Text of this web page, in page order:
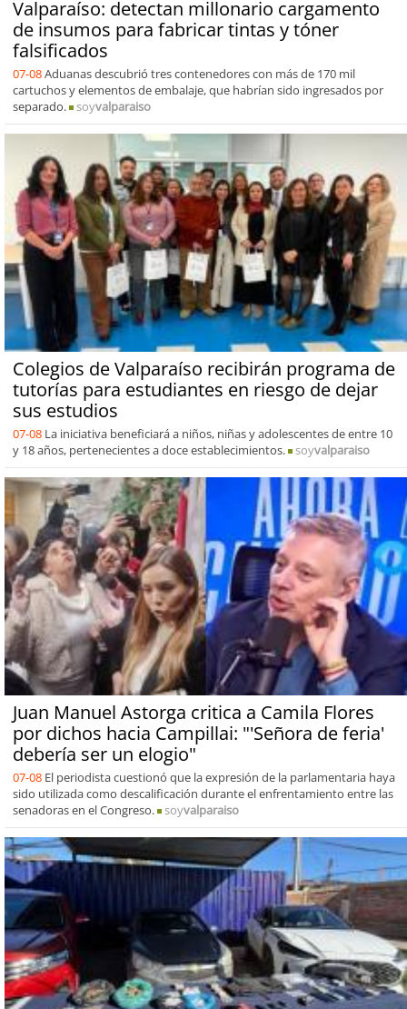
Valparaíso: detectan millonario cargamento
de insumos para fabricar tintas y tóner
falsificados
07-08Aduanas descubrió tres contenedores con más de 170 mil
cartuchos y elementos de embalaje, que habrían sido ingresados por
separado.
soyvalparaiso
Colegios de Valparaíso recibirán programa de
tutorías para estudiantes en riesgo de dejar
sus estudios
07-08 La iniciativa beneficiará a niños, niñas y adolescentes de entre 10
y 18 años, pertenecientes a doce establecimientos.
soyvalparaiso
Juan Manuel Astorga critica a Camila Flores
por dichos hacia Campillai: "'Señora de feria'
debería ser un elogio"
07-08 El periodista cuestionó que la expresión de la parlamentaria haya
sido utilizada como descalificación durante el enfrentamiento entre las
senadoras en el Congreso.
soyvalparaiso